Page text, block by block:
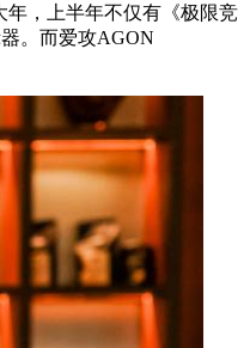
年，上半年不仅有《极限竞
。而爱攻AGON